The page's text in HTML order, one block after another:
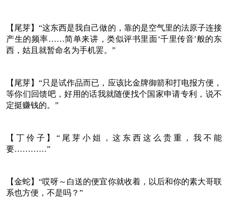
【尾芽】“这东西是我自己做的，靠的是空气里的法原子连接
产生的频率……简单来讲，类似评书里面‘千里传音’般的东
西，姑且就暂命名为手机罢。”
【尾芽】“只是试作品而已，应该比金牌御箭和打电报方便，
等你们回馈吧，好用的话我就随便找个国家申请专利，说不
定挺赚钱的。”
【丁伶子】“尾芽小姐，这东西这么贵重，我不能
要…………”
【金蛇】“哎呀～白送的便宜你就收着，以后和你的素大哥联
系也方便，不是吗？”